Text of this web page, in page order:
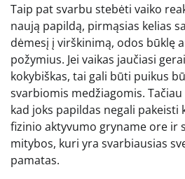
Taip pat svarbu stebėti vaiko
naują papildą, pirmąsias kelias
dėmesį į virškinimą, odos būklę
požymius. Jei vaikas jaučiasi
kokybiškas, tai gali būti puikus
svarbiomis medžiagomis.
kad joks papildas negali pakeisti
fizinio aktyvumo gryname ore ir
mitybos, kuri yra svarbiausias
pamatas.